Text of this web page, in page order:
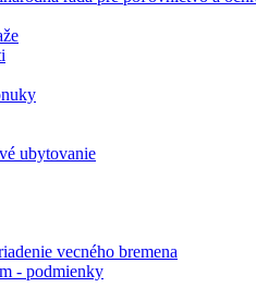
ubytovanie
vecného bremena
- podmienky